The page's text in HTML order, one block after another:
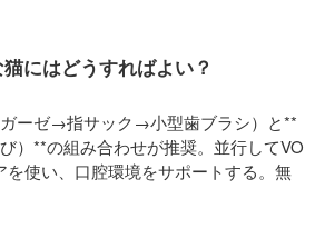
にはどうすればよい？
ーゼ→指サック→小型歯ブラシ）と**
）**の組み合わせが推奨。並行してVO
を使い、口腔環境をサポートする。無